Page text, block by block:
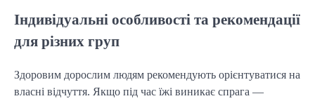
Індивідуальні особливості та рекомендації
для різних груп
Здоровим дорослим людям рекомендують орієнтуватися на
власні відчуття. Якщо під час їжі виникає спрага —